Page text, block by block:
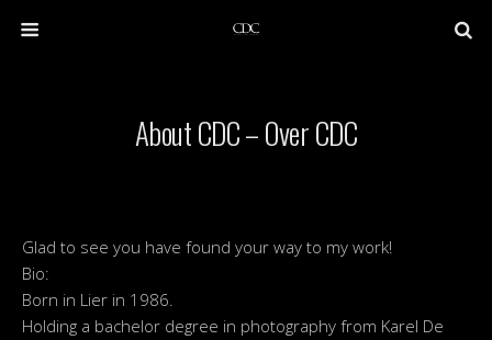
About CDC – Over CDC
Glad to see you have found your way to my work!
Bio:
Born in Lier in 1986.
Holding a bachelor degree in photography from Karel De